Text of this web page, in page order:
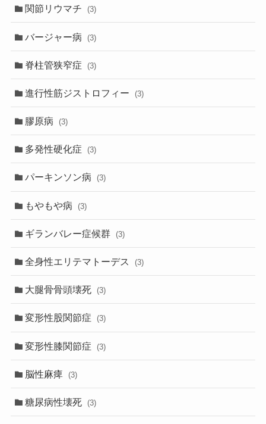
関節リウマチ (3)
バージャー病 (3)
脊柱管狭窄症 (3)
進行性筋ジストロフィー (3)
膠原病 (3)
多発性硬化症 (3)
パーキンソン病 (3)
もやもや病 (3)
ギランバレー症候群 (3)
全身性エリテマトーデス (3)
大腿骨骨頭壊死 (3)
変形性股関節症 (3)
変形性膝関節症 (3)
脳性麻痺 (3)
糖尿病性壊死 (3)